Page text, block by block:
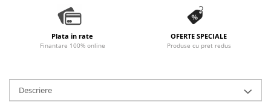
Plata in rate
Finantare 100% online
OFERTE SPECIALE
Produse cu pret redus
Descriere